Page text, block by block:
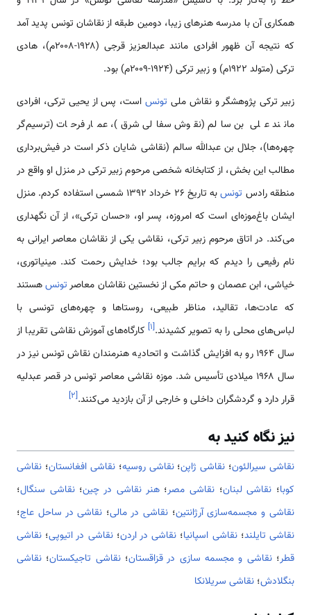
همکاری آن با مدرسه هنرهای زیبا، دومین طبقه از نقاشان تونس پدید آمد
که نتیجه آن ظهور افرادی مانند عبدالعزیز قرجی (۱۹۲۸-۲۰۰۸م)، هادی
ترکی (متولد ۱۹۲۲م) و زبیر ترکی (۱۹۲۴-۲۰۰۹م) بود.
زبیر ترکی پژوهشگر و نقاش ملی تونس است، پس از یحیی ترکی، افرادی
مانند علی بن سالم (نقوش سفالی شرق)، عمار فرحات (ترسیم‌گر
چهره‌ها)، جلال بن عبدالله سالم (نقاشی شایان ذکر است در فیش‌برداری
مطالب این بخش، از کتابخانه شخصی مرحوم زبیر ترکی در منزل او واقع در
منطقه رادس تونس
به تاریخ 26 خرداد 1392 شمسی استفاده کردم. منزل
ایشان باغ‌موزه‌ای است که امروزه، پسر او، «حسان ترکی»، از آن نگهداری
می‌کند. در اتاق مرحوم زبیر ترکی، نقاشی یکی از نقاشان معاصر ایرانی به
نام رفیعی را دیدم که برایم جالب بود؛ خدایش رحمت کند. مینیاتوری،
خیاشی، ابن عصمان و حاتم مکی از نخستین نقاشان معاصرتونسهستند
که عادت‌ها، تقالید، مناظر طبیعی، روستاها و چهره‌های تونسی با
لباس‌های محلی را به تصویر کشیدند.[۱] کارگاه‌های آموزش نقاشی تقریبا از
سال ۱۹۶۴ رو به افزایش گذاشت و اتحادیه هنرمندان نقاش تونس نیز در
سال ۱۹۶۸ میلادی تأسیس شد. موزه نقاشی معاصر تونس در قصر عبدلیه
قرار دارد و گردشگران داخلی و خارجی از آن بازدید می‌کنند.[۲]
نیز نگاه کنید به
نقاشی سیرالئون؛ نقاشی ژاپن؛نقاشی روسیه؛نقاشی افغانستان؛ نقاشی
کوبا؛ نقاشی لبنان؛نقاشی مصر؛هنر نقاشی در چین؛نقاشی سنگال؛
نقاشی و مجسمه‌سازی آرژانتین؛نقاشی در مالی؛ نقاشی در ساحل عاج؛
نقاشی تایلند؛نقاشی اسپانیا؛ نقاشی در اردن؛نقاشی در اتیوپی؛ نقاشی
قطر؛نقاشی و مجسمه سازی در قزاقستان؛نقاشی تاجیکستان؛ نقاشی
بنگلادش؛ نقاشی سریلانکا